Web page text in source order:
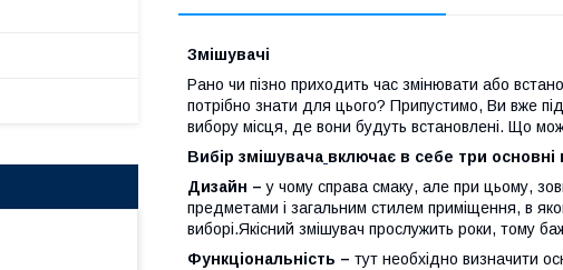
Змішувачі
Рано чи пізно приходить час змінювати або
потрібно знати для цього? Припустимо, Ви вже
вибору місця, де вони будуть встановлені. Що
Вибір змішувача включає в себе три основні
Дизайн –у чому справа смаку, але при цьому,
предметами і загальним стилем приміщення, в
виборі.Якісний змішувач прослужить роки, тому
Функціональність – тут необхідно визначити